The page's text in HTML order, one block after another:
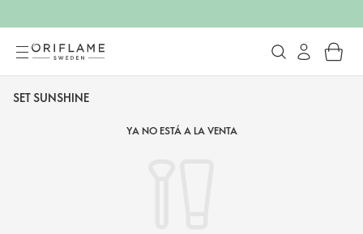
SET SUNSHINE
YA NO ESTÁ A LA VENTA